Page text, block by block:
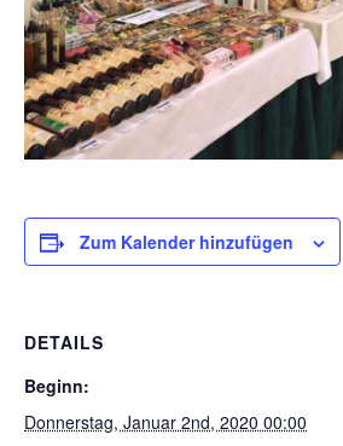
Zum Kalender hinzufügen
DETAILS
Beginn:
Donnerstag, Januar 2nd, 2020 00:00